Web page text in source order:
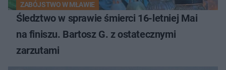
ZABÓJSTWO W MŁAWIE
Śledztwo w sprawie śmierci 16-letniej Mai
na finiszu. Bartosz G. z ostatecznymi
zarzutami